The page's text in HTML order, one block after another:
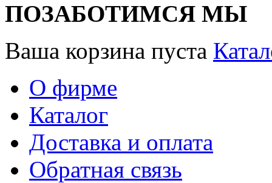
ПОЗАБОТИМСЯ МЫ
Ваша корзина пуста
О фирме
Каталог
Доставка и оплата
Обратная связь